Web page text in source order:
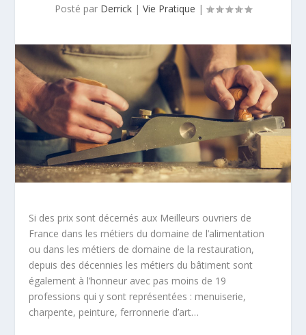
Posté par Derrick | Vie Pratique |
Si des prix sont décernés aux Meilleurs ouvriers de
France dans les métiers du domaine de l’alimentation
ou dans les métiers de domaine de la restauration,
depuis des décennies les métiers du bâtiment sont
également à l’honneur avec pas moins de 19
professions qui y sont représentées : menuiserie,
charpente, peinture, ferronnerie d’art…